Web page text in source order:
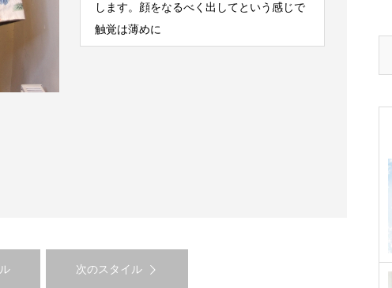
します。顔をなるべく出してという感じで
触覚は薄めに
次のスタイル